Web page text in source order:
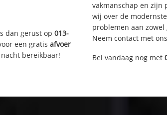
dan gerust op013-
een gratisafvoer
bereikbaar!
vakmanschap en zijn
wij over de
problemen aan
Neem contact met
Bel vandaag nog met